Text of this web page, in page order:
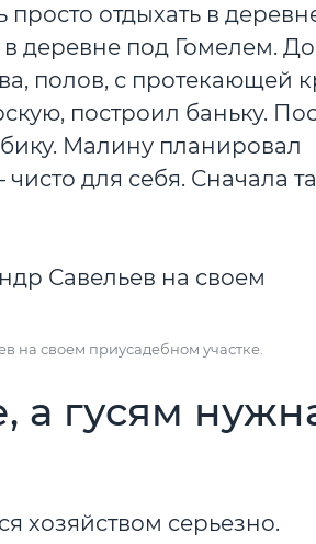
отдыхать в
деревне под Гомелем.
полов, с протекающей
построил баньку.
Малину планировал
чисто для себя. Сначала
на своем приусадебном участке.
а гусям
хозяйством серьезно.